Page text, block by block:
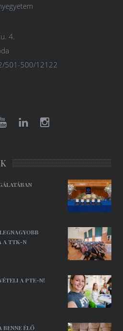
4.
501-500/12122
A TTK-N
A PTE-N!
BENNE ÉLŐ